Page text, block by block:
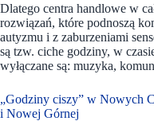
Dlatego centra handlowe w
rozwiązań, które podnoszą
autyzmu i z zaburzeniami
są tzw. ciche godziny, w
wyłączane są: muzyka,
„Godziny ciszy” w Nowych
i Nowej Górnej